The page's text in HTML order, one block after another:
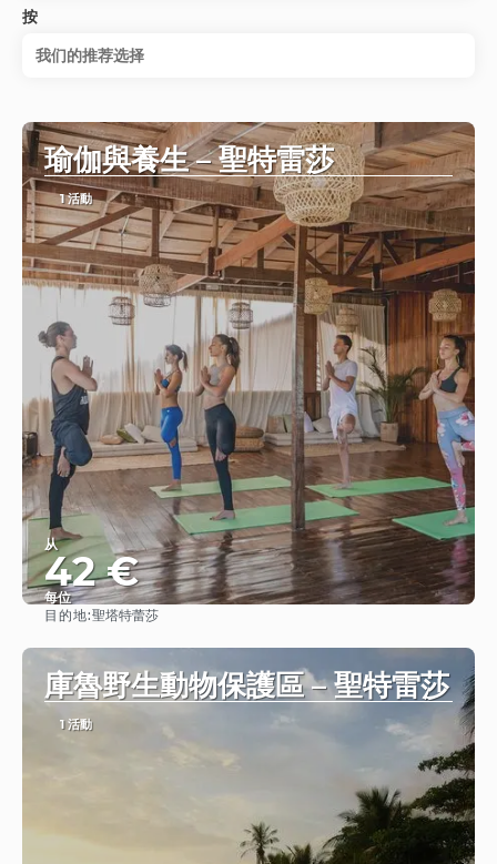
按
我们的推荐选择
瑜伽與養生 – 聖特雷莎
1 活動
从
42 €
每位
目的地:聖塔特蕾莎
庫魯野生動物保護區 – 聖特雷莎
1 活動